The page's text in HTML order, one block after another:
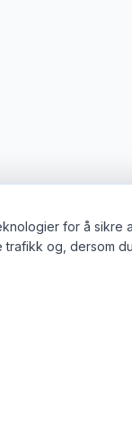
for å sikre
og, dersom